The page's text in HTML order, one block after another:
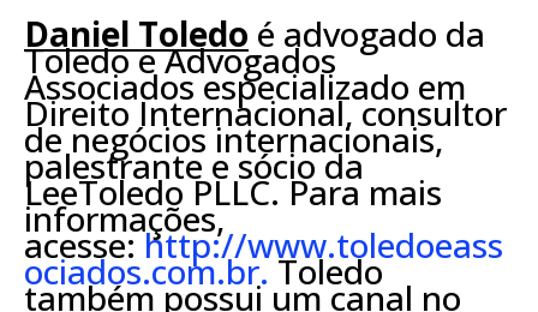
Daniel Toledo é advogado da
Toledo e Advogados
Associados especializado em
Direito Internacional, consultor
de negócios internacionais,
palestrante e sócio da
LeeToledo PLLC. Para mais
informações,
acesse:http://www.toledoeass
ociados.com.br.Toledo
também possui um canal no